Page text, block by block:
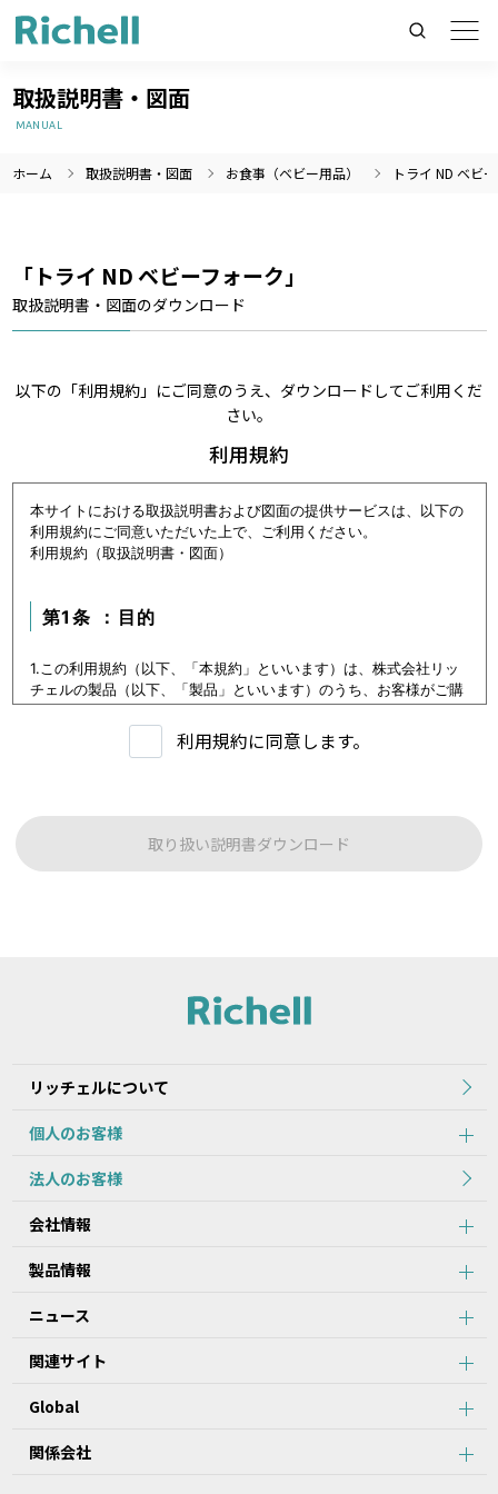
製品情報のみを検索
取扱説明書・図面
MANUAL
ホーム 取扱説明書・図面 お食事（ベビー用品） トライ ND ベビ
「トライ ND ベビーフォーク」
取扱説明書・図面のダウンロード
以下の「利用規約」にご同意のうえ、ダウンロードしてご利用くだ
さい。
利用規約
本サイトにおける取扱説明書および図面の提供サービスは、以下の
利用規約にご同意いただいた上で、ご利用ください。
利用規約（取扱説明書・図面）
第1条 ：目的
1.この利用規約（以下、「本規約」といいます）は、株式会社リッ
チェルの製品（以下、「製品」といいます）のうち、お客様がご購
入いただいた製品または購入を検討中の製品（以下、「当該製品」
といいます。）に関するデータ（以下、「本データ等」といいま
す）の提供サービス（以下「本サービス」といいます）における利
に従い本サービスを利用いただくものとし、本規約に同意いただけ
ない場合には本サービスをご利用いただけないものとします。
本サイトに公開されている本データ等は、原則として製品が発売さ
れた当初のものを掲載しています。
製品本体に同梱されている本データ等の内容と異なる場合がありま
す。
1.本データ等について、当該製品を購入されたお客様以外からのお
問い合わせにはお応えできない場合がありますことをご了承くださ
2.本サービスでは、すべての製品の本データ等を提供しているわけ
当該製品につき本データ等をご提供できない場合がありますので、
3.取扱説明書に記載の安全上のご注意は、本データ等が制作された
4.製品には、取扱説明書を補足するために、取扱説明書以外の印刷
を提供していません。
利用規約に同意します。
取り扱い説明書ダウンロード
リッチェルについて
個人のお客様
法人のお客様
会社情報
製品情報
ニュース
関連サイト
Global
関係会社